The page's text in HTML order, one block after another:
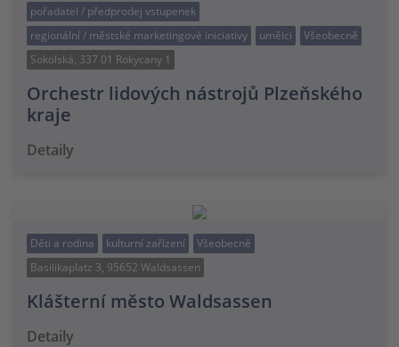
pořadatel / předprodej vstupenek
regionální / městské marketingové iniciativy
umělci
Všeobecně
Sokolská, 337 01 Rokycany 1
Orchestr lidových nástrojů Plzeňského
kraje
Detaily
Děti a rodina kulturní zařízení
Všeobecně
Basilikaplatz 3, 95652 Waldsassen
Klášterní město Waldsassen
Detaily